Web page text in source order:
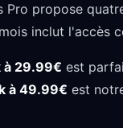
Pro propose
inclut l'accès
à 29.99€ est
à 49.99€ est